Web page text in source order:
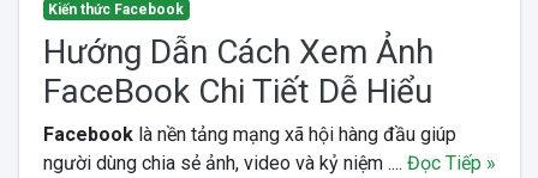
Kiến thức Facebook
Hướng Dẫn Cách Xem Ảnh
FaceBook Chi Tiết Dễ Hiểu
Facebooklà nền tảng mạng xã hội hàng đầu giúp
người dùng chia sẻ ảnh, video và kỷ niệm .... Đọc Tiếp »